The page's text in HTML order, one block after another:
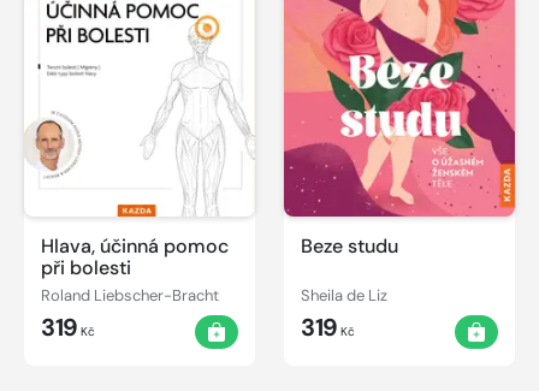
Hlava, účinná pomoc
při bolesti
Roland Liebscher-Bracht
319 Kč
Beze studu
Sheila de Liz
319 Kč